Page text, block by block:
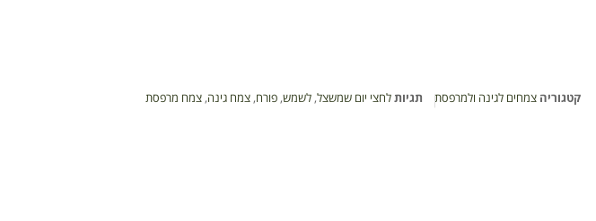
קטגוריה צמחים לגינה ולמרפסת תגיותלחצי יום שמשצל, לשמש, פורח, צמח גינה, צמח מרפסת